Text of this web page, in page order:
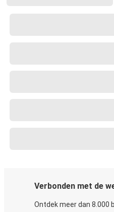
Verbonden met de
Ontdek meer dan 8.000